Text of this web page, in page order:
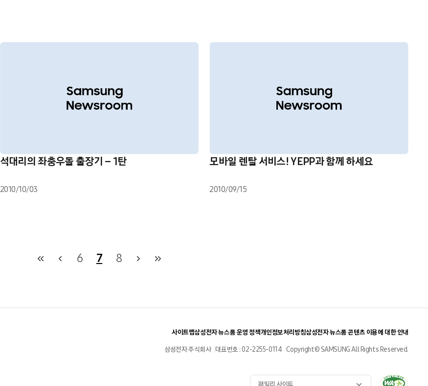
석대리의 좌충우돌 출장기 – 1탄
2010/10/03
모바일 렌탈 서비스! YEPP과 함께 하세요
2010/09/15
6 7 8
사이트맵삼성전자 뉴스룸 운영 정책개인정보처리방침삼성전자 뉴스룸 콘텐츠 이용에 대한 안내
삼성전자 주식회사 대표번호 : 02-2255-0114 Copyright© SAMSUNG All Rights Reserved.